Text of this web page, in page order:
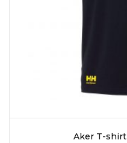
Aker T-shirt